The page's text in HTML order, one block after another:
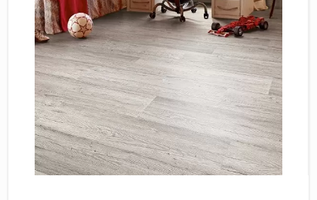
CorkArt Vinyl
CronaFloor
Damy Floor
Decoria
Dolce Flooring
ECO Parquet